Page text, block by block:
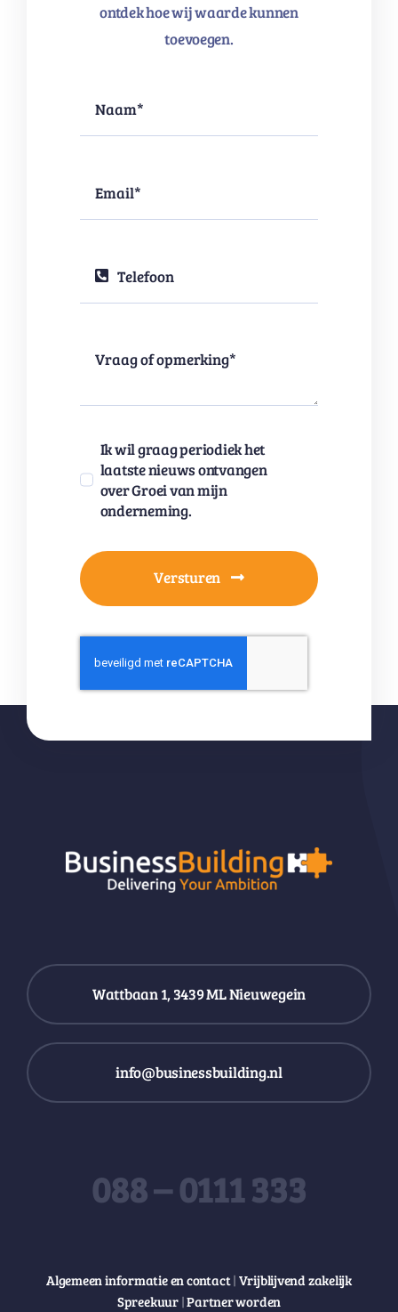
ontdek hoe wij waarde kunnen
toevoegen.
Ik wil graag periodiek het
laatste nieuws ontvangen
over Groei van mijn
onderneming.
Versturen
Wattbaan 1, 3439 ML Nieuwegein
info@businessbuilding.nl
088 – 0111 333
Algemeen informatie en contact | Vrijblijvend zakelijk
Spreekuur |Partner worden